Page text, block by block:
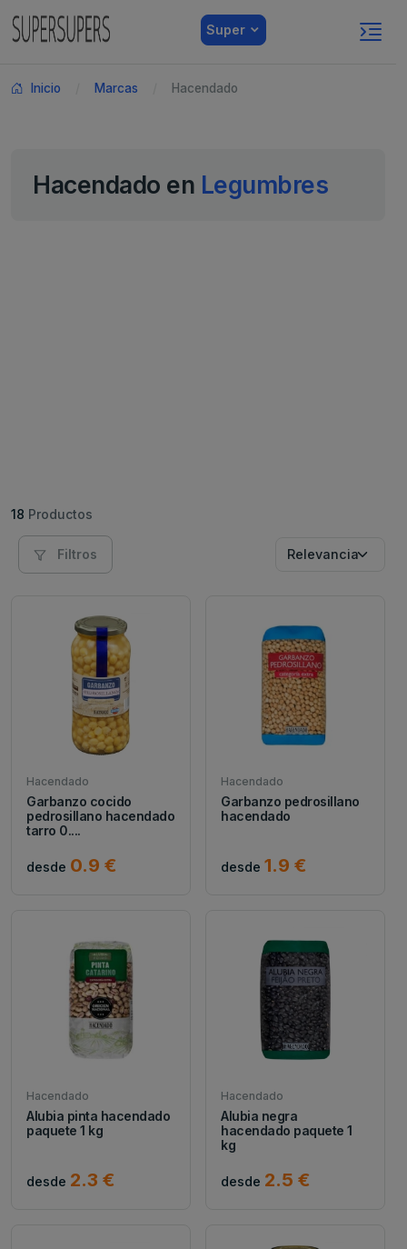
Super
Inicio Marcas Hacendado
Hacendado en Legumbres
18 Productos
Filtros
Hacendado
Garbanzo cocido
pedrosillano hacendado
tarro 0....
desde 0.9 €
Hacendado
Garbanzo pedrosillano
hacendado
desde 1.9 €
Hacendado
Alubia pinta hacendado
paquete 1 kg
desde 2.3 €
Hacendado
Alubia negra
hacendado paquete 1
kg
desde 2.5 €